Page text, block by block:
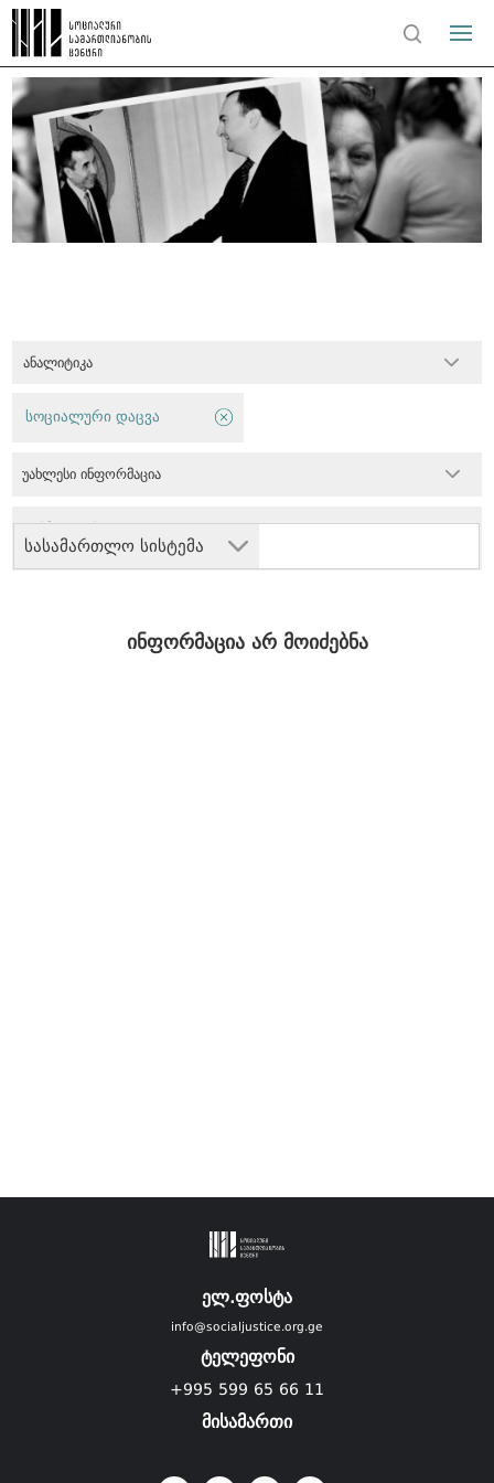
ანალიტიკა
სასამართლო სისტემა
სოციალური დაცვა
უახლესი ინფორმაცია
ინფორმაცია არ მოიძებნა
ელ.ფოსტა
info@socialjustice.org.ge
ტელეფონი
+995 599 65 66 11
მისამართი